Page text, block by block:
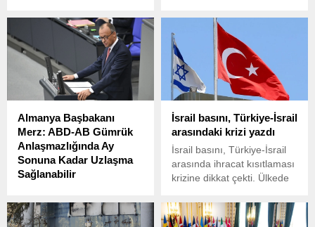
bulunduğu grubun arasına
daldı. İlk belirlemelere göre
3 öğrenci hafif, öğretmenleri
ağır yaralandı. Polis
sürücüyü gözaltına alırken
olayın nedeni araştırılıyor.
Suçları Şikayet Merkezi
raporuna göre 2024’te
dolandırıcılığın maliyeti ABD
halkı için 16,6 milyar dolar
oldu.
Almanya Başbakanı
Merz: ABD-AB Gümrük
Anlaşmazlığında Ay
Sonuna Kadar Uzlaşma
Sağlanabilir
Friedrich Merz, ABD ile
Avrupa Birliği arasındaki
İsrail basını, Türkiye-İsrail
arasındaki krizi yazdı
İsrail basını, Türkiye-İsrail
arasında ihracat kısıtlaması
krizine dikkat çekti. Ülkede
eğilimli yarı resmi gazete
Makor Rişon, Erdoğan